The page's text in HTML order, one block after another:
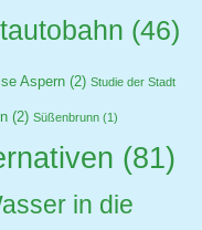
(46)
Aspern (2) Studie der Stadt
(2) Süßenbrunn (1)
(81)
in die